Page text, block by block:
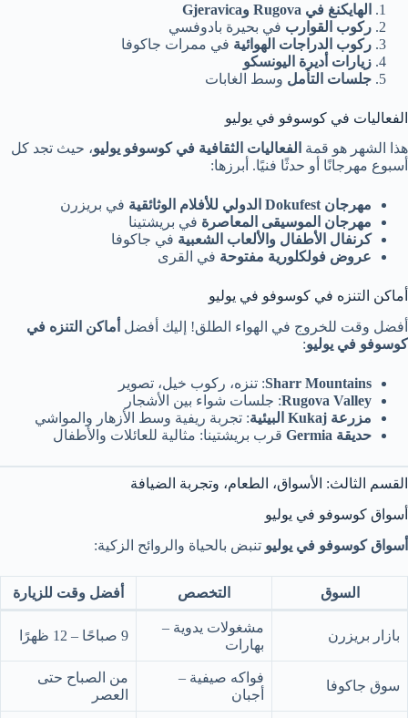
الهايكنغ في Rugova وGjeravica
ركوب القوارب في بحيرة بادوفسي
ركوب الدراجات الهوائية في ممرات جاكوفا
زيارات أديرة اليونسكو
جلسات التأمل وسط الغابات
الفعاليات في كوسوفو في يوليو
هذا الشهر هو قمة الفعاليات الثقافية في كوسوفو يوليو، حيث تجد كل
أسبوع مهرجانًا أو حدثًا فنيًا. أبرزها:
مهرجان Dokufest الدولي للأفلام الوثائقية
في بريزرن
مهرجان الموسيقى المعاصرة في بريشتينا
كرنفال الأطفال والألعاب الشعبية في جاكوفا
عروض فولكلورية مفتوحة في القرى
أماكن التنزه في كوسوفو في يوليو
أفضل وقت للخروج في الهواء الطلق! إليك أفضل أماكن التنزه في
كوسوفو في يوليو:
Sharr Mountains: تنزه، ركوب خيل، تصوير
Rugova Valley: جلسات شواء بين الأشجار
مزرعة Kukaj البيئية
: تجربة ريفية وسط الأزهار والمواشي
حديقة Germia
قرب بريشتينا: مثالية للعائلات والأطفال
القسم الثالث: الأسواق، الطعام، وتجربة الضيافة
أسواق كوسوفو في يوليو
أسواق كوسوفو في يوليو تنبض بالحياة والروائح الزكية:
السوق التخصص أفضل وقت للزيارة
بازار بريزرن
مشغولات يدوية –
بهارات
9 صباحًا – 12 ظهرًا
سوق جاكوفا
فواكه صيفية –
أجبان
من الصباح حتى
العصر